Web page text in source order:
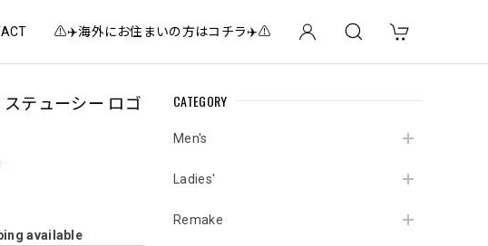
⚠️✈️海外にお住まいの方はコチラ✈️⚠️
CATEGORY
Men's
Ladies'
Remake
ステューシー ロゴ
available